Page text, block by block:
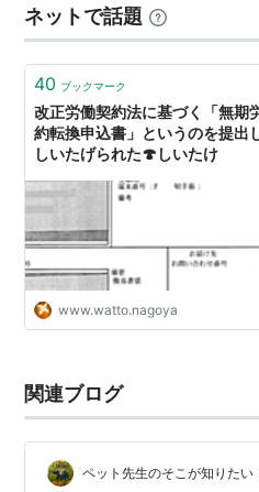
ネットで話題
40 ブックマーク
改正労働契約法に基づく「無期
約転換申込書」というのを提出
しいたげられた🍄しいたけ
www.watto.nagoya
関連ブログ
ペット先生のそこが知りたい